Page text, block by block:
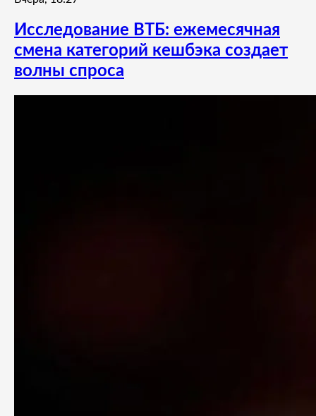
Исследование ВТБ: ежемесячная
смена категорий кешбэка создает
волны спроса